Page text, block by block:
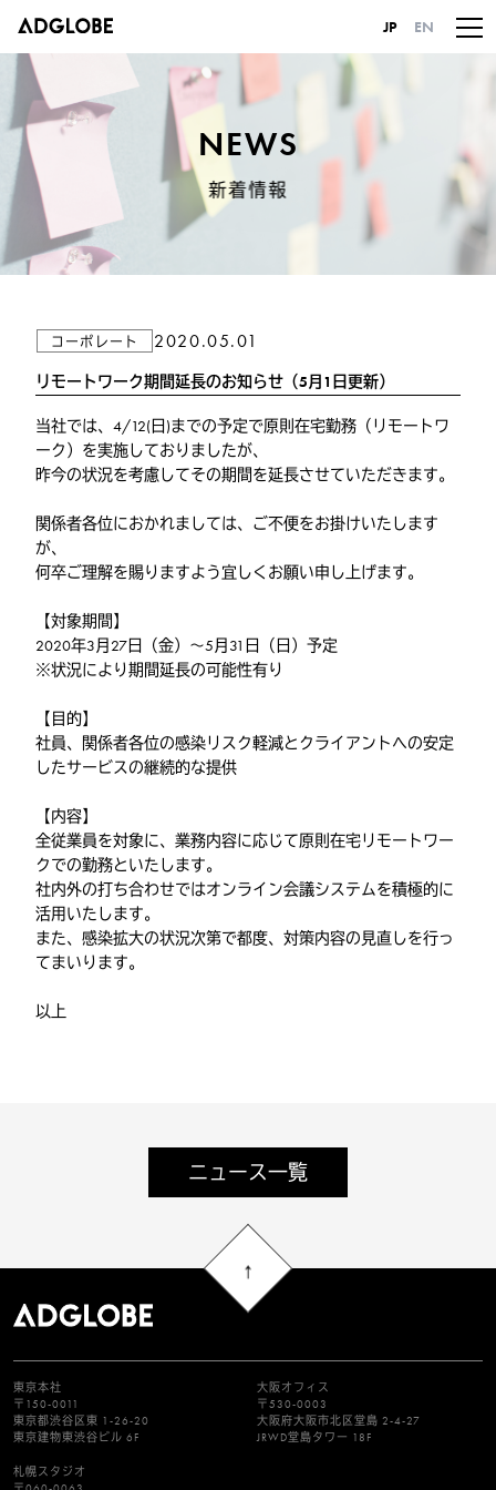
JP EN
NEWS
新着情報
コーポレート 2020.05.01
リモートワーク期間延長のお知らせ（5月1日更新）
当社では、4/12(日)までの予定で原則在宅勤務（リモートワ
ーク）を実施しておりましたが、
昨今の状況を考慮してその期間を延長させていただきます。
関係者各位におかれましては、ご不便をお掛けいたします
が、
何卒ご理解を賜りますよう宜しくお願い申し上げます。
【対象期間】
2020年3月27日（金）～5月31日（日）予定
※状況により期間延長の可能性有り
【目的】
社員、関係者各位の感染リスク軽減とクライアントへの安定
したサービスの継続的な提供
【内容】
全従業員を対象に、業務内容に応じて原則在宅リモートワー
クでの勤務といたします。
社内外の打ち合わせではオンライン会議システムを積極的に
活用いたします。
また、感染拡大の状況次第で都度、対策内容の見直しを行っ
てまいります。
以上
ニュース一覧
東京本社
〒150-0011
東京都渋谷区東 1-26-20
東京建物東渋谷ビル 6F
大阪オフィス
〒530-0003
大阪府大阪市北区堂島 2-4-27
JRWD堂島タワー 18F
札幌スタジオ